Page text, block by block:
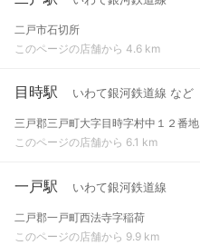
二戸市石切所
このページの店舗から 4.6 km
目時駅 いわて銀河鉄道線 など
三戸郡三戸町大字目時字村中１２番地
このページの店舗から 6.1 km
一戸駅 いわて銀河鉄道線
二戸郡一戸町西法寺字稲荷
このページの店舗から 9.9 km